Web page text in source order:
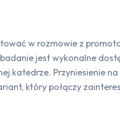
w rozmowie z
jest wykonalne
katedrze. Przyniesienie
który połączy